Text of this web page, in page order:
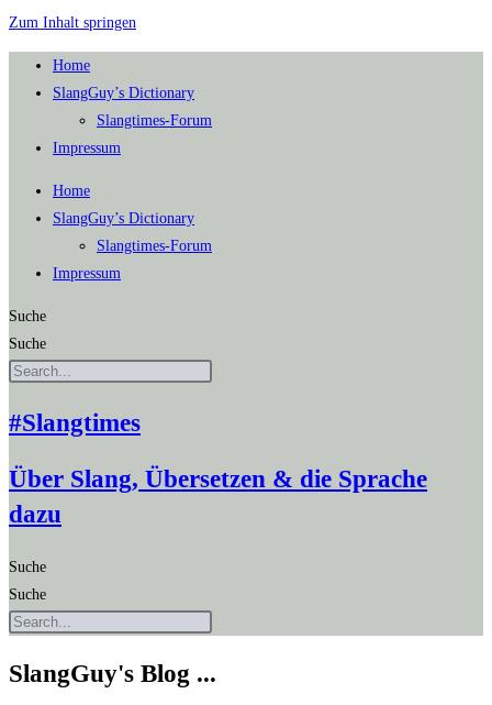
Zum Inhalt springen
Home
SlangGuy’s Dic­tion­a­ry
Slang­times-Forum
Impres­sum
Home
SlangGuy’s Dic­tion­a­ry
Slang­times-Forum
Impres­sum
Suche
Suche
#Slangtimes
Über Slang, Übersetzen & die Sprache
dazu
Suche
Suche
SlangGuy's Blog ...